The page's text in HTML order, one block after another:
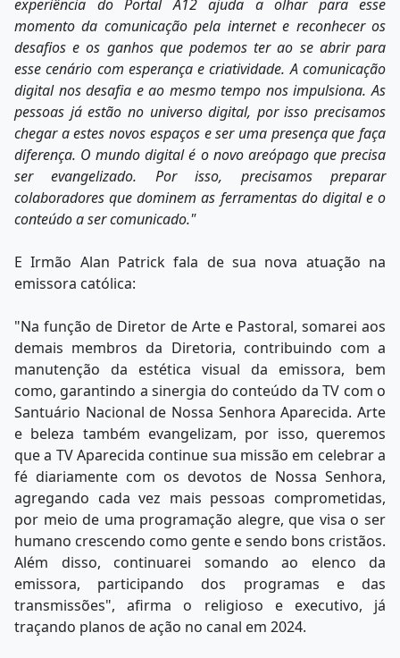
experiência do Portal A12 ajuda a olhar para esse
momento da comunicação pela internet e reconhecer os
desafios e os ganhos que podemos ter ao se abrir para
esse cenário com esperança e criatividade. A comunicação
digital nos desafia e ao mesmo tempo nos impulsiona. As
pessoas já estão no universo digital, por isso precisamos
chegar a estes novos espaços e ser uma presença que faça
diferença. O mundo digital é o novo areópago que precisa
ser evangelizado. Por isso, precisamos preparar
colaboradores que dominem as ferramentas do digital e o
conteúdo a ser comunicado."
E Irmão Alan Patrick fala de sua nova atuação na
emissora católica:
"Na função de Diretor de Arte e Pastoral, somarei aos
demais membros da Diretoria, contribuindo com a
manutenção da estética visual da emissora, bem
como, garantindo a sinergia do conteúdo da TV com o
Santuário Nacional de Nossa Senhora Aparecida. Arte
e beleza também evangelizam, por isso, queremos
que a TV Aparecida continue sua missão em celebrar a
fé diariamente com os devotos de Nossa Senhora,
agregando cada vez mais pessoas comprometidas,
por meio de uma programação alegre, que visa o ser
humano crescendo como gente e sendo bons cristãos.
Além disso, continuarei somando ao elenco da
emissora, participando dos programas e das
transmissões", afirma o religioso e executivo, já
traçando planos de ação no canal em 2024.